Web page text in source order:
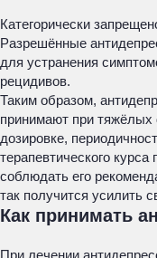
Категорически
Разрешённые
для устранения
рецидивов.
Таким образом,
принимают при
дозировке,
терапевтического
соблюдать его
так получится усилить
Как принимать
При лечении